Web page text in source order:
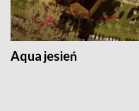
Aqua jesień